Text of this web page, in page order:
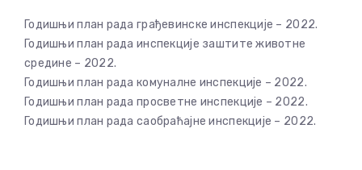
Годишњи план рада грађевинске инспекције – 2022.
Годишњи план рада инспекције заштите животне
средине – 2022.
Годишњи план рада комуналне инспекције – 2022.
Годишњи план рада просветне инспекције – 2022.
Годишњи план рада саобраћајне инспекције – 2022.